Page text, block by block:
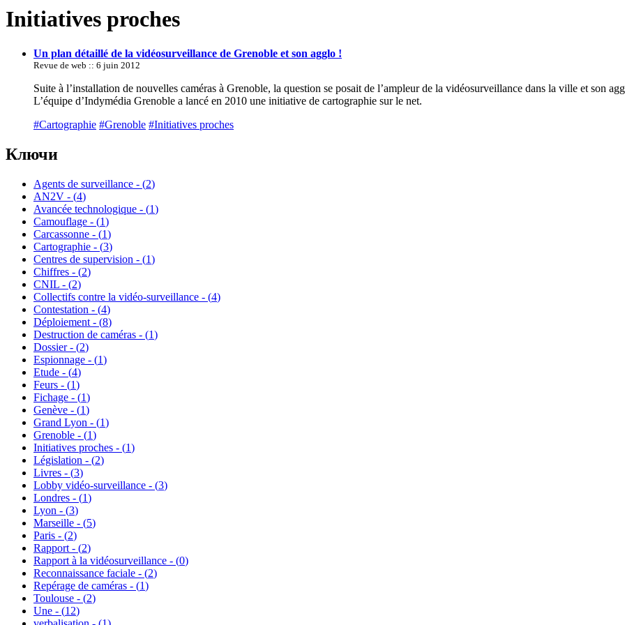
Initiatives proches
Un plan détaillé de la vidéosurveillance de Grenoble et son agglo !
Revue de web :: 6 juin 2012
Suite à l’installation de nouvelles caméras à Grenoble, la question se posait de l’ampleur de la vidéosurveillance dans la ville et son
L’équipe d’Indymédia Grenoble a lancé en 2010 une initiative de cartographie sur le net.
#Cartographie #Grenoble #Initiatives proches
Ключи
Agents de surveillance - (2)
AN2V - (4)
Avancée technologique - (1)
Camouflage - (1)
Carcassonne - (1)
Cartographie - (3)
Centres de supervision - (1)
Chiffres - (2)
CNIL - (2)
Collectifs contre la vidéo-surveillance - (4)
Contestation - (4)
Déploiement - (8)
Destruction de caméras - (1)
Dossier - (2)
Espionnage - (1)
Etude - (4)
Feurs - (1)
Fichage - (1)
Genève - (1)
Grand Lyon - (1)
Grenoble - (1)
Initiatives proches - (1)
Législation - (2)
Livres - (3)
Lobby vidéo-surveillance - (3)
Londres - (1)
Lyon - (3)
Marseille - (5)
Paris - (2)
Rapport - (2)
Rapport à la vidéosurveillance - (0)
Reconnaissance faciale - (2)
Repérage de caméras - (1)
Toulouse - (2)
Une - (12)